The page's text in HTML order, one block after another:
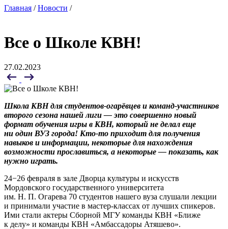
Главная /Новости /
Все о Школе КВН!
27.02.2023
Школа КВН для студентов-огарёвцев и команд-участников
второго сезона нашей лиги — это совершенно новый
формат обучения игры в КВН, который не делал еще
ни один ВУЗ города! Кто-то приходит для получения
навыков и информации, некоторые для нахождения
возможности прославиться, а некоторые — показать, как
нужно играть.
24−26 февраля в зале Дворца культуры и искусств
Мордовского государственного университета
им. Н. П. Огарева 70 студентов нашего вуза слушали лекции
и принимали участие в мастер-классах от лучших спикеров.
Ими стали актеры Сборной МГУ команды КВН «Ближе
к делу» и команды КВН «Амбассадоры Атяшево».